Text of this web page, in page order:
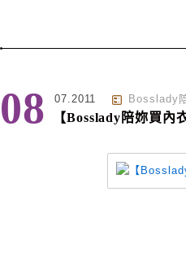
08 07.2011 Bosslady
【Bosslady陪妳買